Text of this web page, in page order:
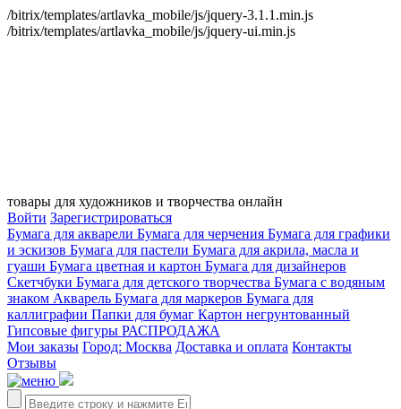
/bitrix/templates/artlavka_mobile/js/jquery-3.1.1.min.js
/bitrix/templates/artlavka_mobile/js/jquery-ui.min.js
товары для художников и творчества онлайн
Войти Зарегистрироваться
Бумага для акварели Бумага для черчения Бумага для графики
и эскизов Бумага для пастели Бумага для акрила, масла и
гуаши Бумага цветная и картон Бумага для дизайнеров
Скетчбуки Бумага для детского творчества Бумага с водяным
знаком Акварель Бумага для маркеров Бумага для
каллиграфии Папки для бумаг Картон негрунтованный
Гипсовые фигуры РАСПРОДАЖА
Мои заказы Город: Москва Доставка и оплата Контакты
Отзывы